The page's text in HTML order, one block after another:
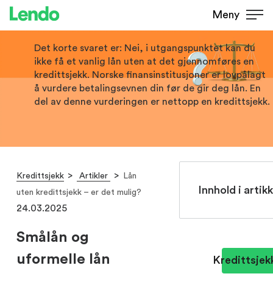
Meny
Lån uten kredittsjekk – er det
mulig?
Det korte svaret er: Nei, i utgangspunktet kan du
ikke få et vanlig lån uten at det gjennomføres en
kredittsjekk. Norske finansinstitusjoner er lovpålagt
å vurdere betalingsevnen din før de gir deg lån. En
del av denne vurderingen er nettopp en kredittsjekk.
Kredittsjekk Artikler
Lån
uten kredittsjekk – er det mulig?
24.03.2025
Smålån og
uformelle lån
Innhold i